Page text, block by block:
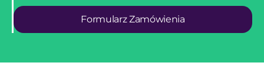
Formularz Zamówienia